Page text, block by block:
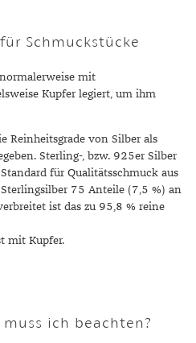
Schmuckstücke
mit
Kupfer legiert, um ihm
Reinheitsgrade von Silber als
Sterling-, bzw. 925er Silber
für Qualitätsschmuck aus
75 Anteile (7,5 %) an
ist das zu 95,8 % reine
mit Kupfer.
ich beachten?